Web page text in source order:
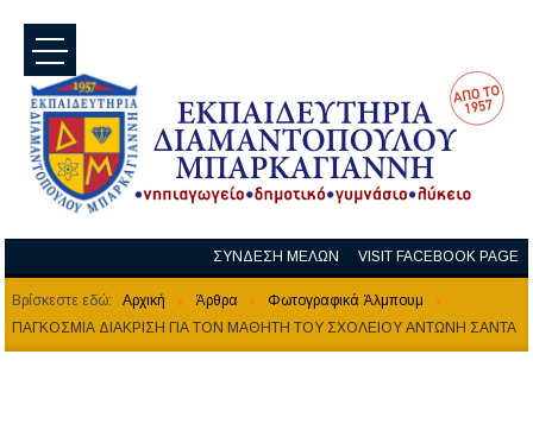
ΣΥΝΔΕΣΗ ΜΕΛΩΝ VISIT FACEBOOK PAGE
Βρίσκεστε εδώ: Αρχική Άρθρα
Φωτογραφικά Άλμπουμ
ΠΑΓΚΟΣΜΙΑ ΔΙΑΚΡΙΣΗ ΓΙΑ ΤΟΝ ΜΑΘΗΤΗ ΤΟΥ ΣΧΟΛΕΙΟΥ ΑΝΤΩΝΗ ΣΑΝΤΑ